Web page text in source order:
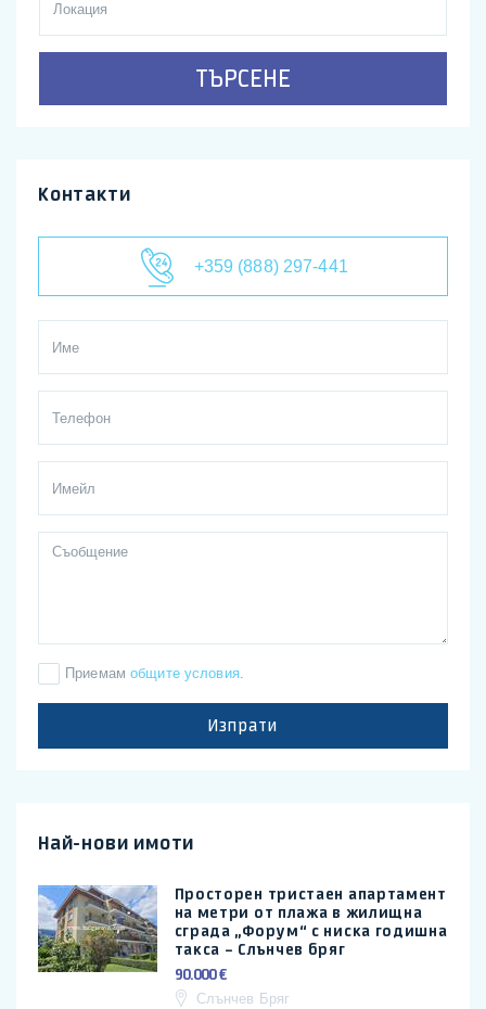
ТЪРСЕНЕ
Контакти
+359 (888) 297-441
Приемам общите условия.
Изпрати
Най-нови имоти
Просторен тристаен апартамент
на метри от плажа в жилищна
сграда „Форум“ с ниска годишна
такса – Слънчев бряг
90.000 €
Слънчев Бряг